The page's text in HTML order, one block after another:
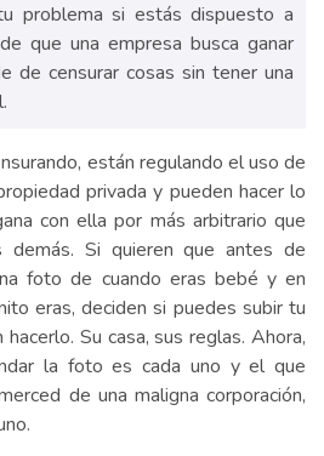
problema si estás dispuesto a
que una empresa busca ganar
de censurar cosas sin tener una
están regulando el uso de
privada y pueden hacer lo
con ella por más arbitrario que
demás. Si quieren que antes de
foto de cuando eras bebé y en
eras, deciden si puedes subir tu
Su casa, sus reglas. Ahora,
la foto es cada uno y el que
de una maligna corporación,